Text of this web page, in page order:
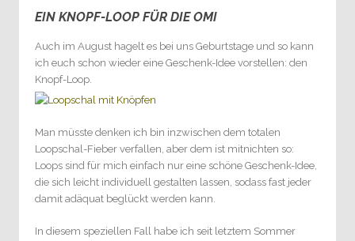
EIN KNOPF-LOOP FÜR DIE OMI
Auch im August hagelt es bei uns Geburtstage und so kann
ich euch schon wieder eine Geschenk-Idee vorstellen: den
Knopf-Loop.
Man müsste denken ich bin inzwischen dem totalen
Loopschal-Fieber verfallen, aber dem ist mitnichten so:
Loops sind für mich einfach nur eine schöne Geschenk-Idee,
die sich leicht individuell gestalten lassen, sodass fast jeder
damit adäquat beglückt werden kann.
In diesem speziellen Fall habe ich seit letztem Sommer